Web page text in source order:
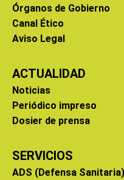
Órganos de Gobierno
Canal Ético
Aviso Legal
ACTUALIDAD
Noticias
Periódico impreso
Dosier de prensa
SERVICIOS
ADS (Defensa Sanitaria)